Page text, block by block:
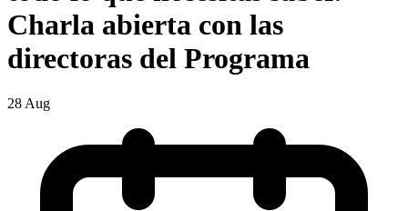
Charla abierta con las
directoras del Programa
28 Aug